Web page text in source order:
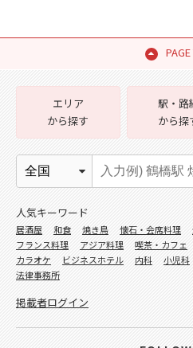
エリア
から探す
駅・路
から探
人気キーワード
居酒屋 和食 焼き鳥 懐石・会席料理
フランス料理
アジア料理 喫茶・カフェ
カラオケ
ビジネスホテル 内科 小児科
法律事務所
掲載者ログイン